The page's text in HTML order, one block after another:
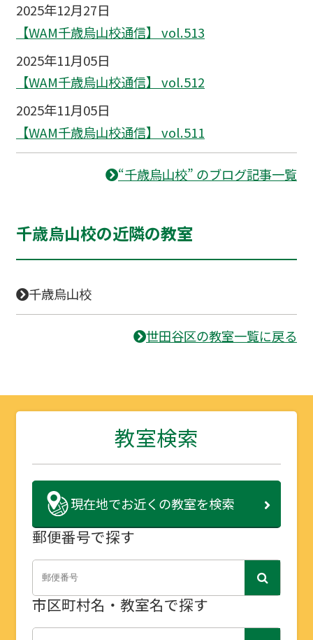
2025年12月27日
【WAM千歳烏山校通信】 vol.513
2025年11月05日
【WAM千歳烏山校通信】 vol.512
2025年11月05日
【WAM千歳烏山校通信】 vol.511
“千歳烏山校” のブログ記事一覧
千歳烏山校の近隣の教室
千歳烏山校
世田谷区の教室一覧に戻る
教室検索
現在地でお近くの教室を検索
郵便番号で探す
市区町村名・教室名で探す